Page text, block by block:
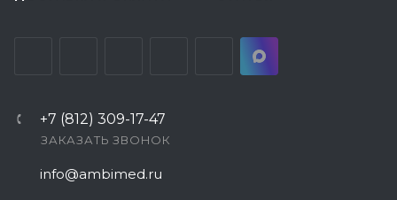
+7 (812) 309-17-47
ЗАКАЗАТЬ ЗВОНОК
info@ambimed.ru